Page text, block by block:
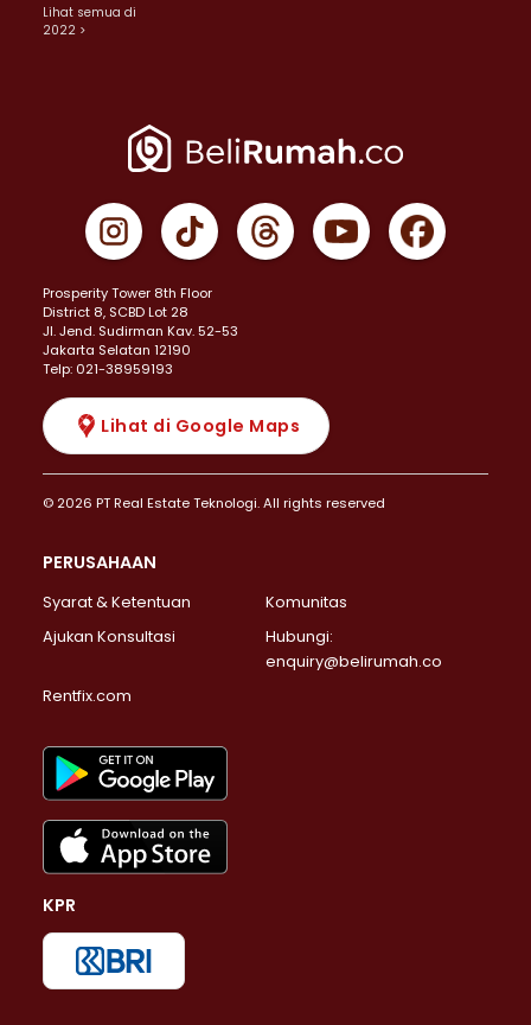
Lihat semua di
2022 >
Prosperity Tower 8th Floor
District 8, SCBD Lot 28
JI. Jend. Sudirman Kav. 52-53
Jakarta Selatan 12190
Telp: 021-38959193
Lihat di Google Maps
© 2026 PT Real Estate Teknologi. All rights reserved
PERUSAHAAN
Syarat & Ketentuan
Komunitas
Ajukan Konsultasi
Hubungi:
enquiry@belirumah.co
Rentfix.com
KPR